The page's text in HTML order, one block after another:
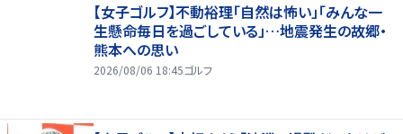
【女子ゴルフ】不動裕理「自然は怖い」「みんな一
生懸命毎日を過ごしている」…地震発生の故郷・
熊本への思い
2026/08/06 18:45ゴルフ